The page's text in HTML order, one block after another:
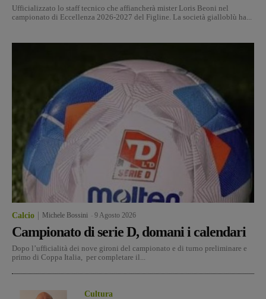
Ufficializzato lo staff tecnico che affiancherà mister Loris Beoni nel
campionato di Eccellenza 2026-2027 del Figline. La società gialloblù ha...
Calcio Michele Bossini 9 Agosto 2026
Campionato di serie D, domani i calendari
Dopo l’ufficialità dei nove gironi del campionato e di turno preliminare e
primo di Coppa Italia, per completare il...
Cultura